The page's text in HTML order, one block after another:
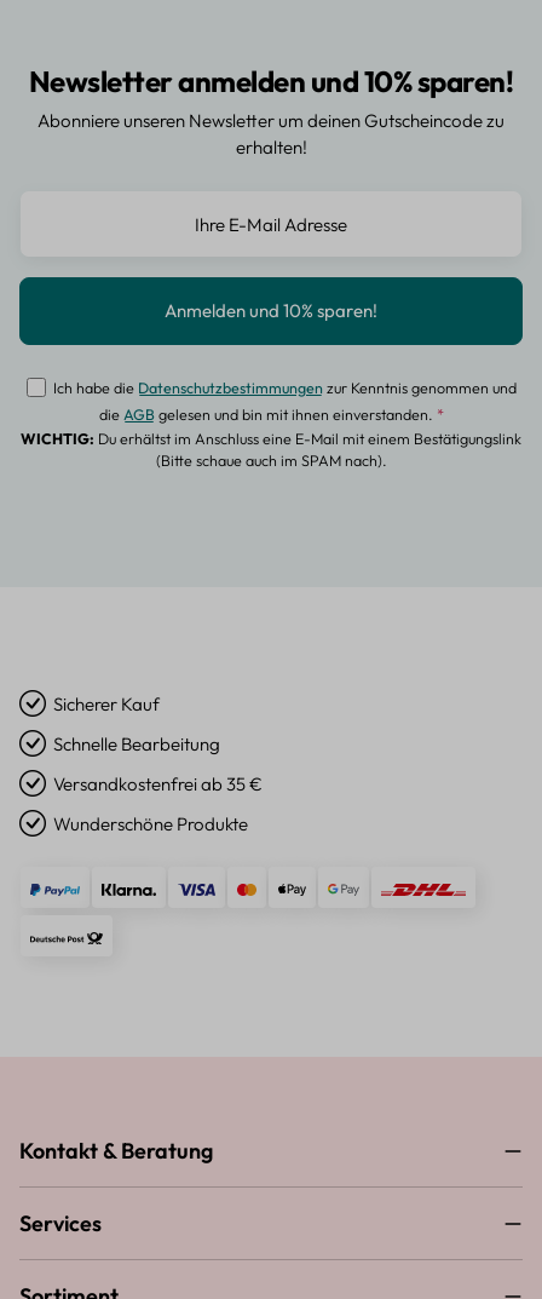
Newsletter anmelden und 10% sparen!
Abonniere unseren Newsletter um deinen Gutscheincode zu
erhalten!
Ich habe die Datenschutzbestimmungenzur Kenntnis genommen und
dieAGBgelesen und bin mit ihnen einverstanden. *
WICHTIG: Du erhältst im Anschluss eine E-Mail mit einem Bestätigungslink
(Bitte schaue auch im SPAM nach).
Sicherer Kauf
Schnelle Bearbeitung
Versandkostenfrei ab 35 €
Wunderschöne Produkte
Kontakt & Beratung
Services